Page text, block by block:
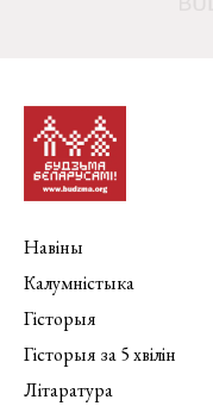
Навіны
Калумністыка
Гісторыя
Гісторыя за 5 хвілін
Літаратура